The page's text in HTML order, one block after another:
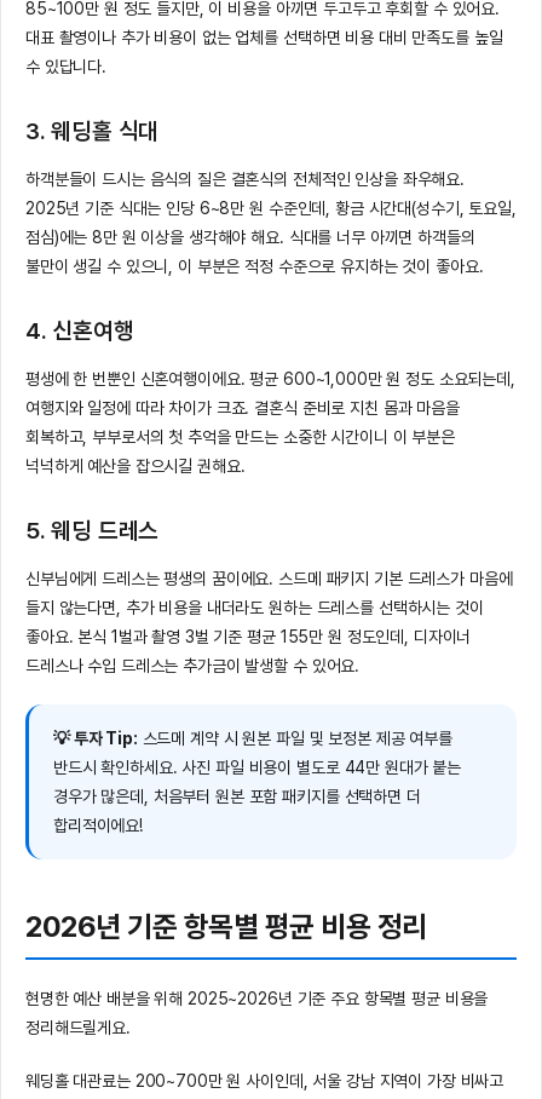
85~100만 원 정도 들지만, 이 비용을 아끼면 두고두고 후회할 수 있어요.
대표 촬영이나 추가 비용이 없는 업체를 선택하면 비용 대비 만족도를 높일
수 있답니다.
3. 웨딩홀 식대
하객분들이 드시는 음식의 질은 결혼식의 전체적인 인상을 좌우해요.
2025년 기준 식대는 인당 6~8만 원 수준인데, 황금 시간대(성수기, 토요일,
점심)에는 8만 원 이상을 생각해야 해요. 식대를 너무 아끼면 하객들의
불만이 생길 수 있으니, 이 부분은 적정 수준으로 유지하는 것이 좋아요.
4. 신혼여행
평생에 한 번뿐인 신혼여행이에요. 평균 600~1,000만 원 정도 소요되는데,
여행지와 일정에 따라 차이가 크죠. 결혼식 준비로 지친 몸과 마음을
회복하고, 부부로서의 첫 추억을 만드는 소중한 시간이니 이 부분은
넉넉하게 예산을 잡으시길 권해요.
5. 웨딩 드레스
신부님에게 드레스는 평생의 꿈이에요. 스드메 패키지 기본 드레스가 마음에
들지 않는다면, 추가 비용을 내더라도 원하는 드레스를 선택하시는 것이
좋아요. 본식 1벌과 촬영 3벌 기준 평균 155만 원 정도인데, 디자이너
드레스나 수입 드레스는 추가금이 발생할 수 있어요.
💡 투자 Tip: 스드메 계약 시 원본 파일 및 보정본 제공 여부를
반드시 확인하세요. 사진 파일 비용이 별도로 44만 원대가 붙는
경우가 많은데, 처음부터 원본 포함 패키지를 선택하면 더
합리적이에요!
2026년 기준 항목별 평균 비용 정리
현명한 예산 배분을 위해 2025~2026년 기준 주요 항목별 평균 비용을
정리해드릴게요.
웨딩홀 대관료는 200~700만 원 사이인데, 서울 강남 지역이 가장 비싸고